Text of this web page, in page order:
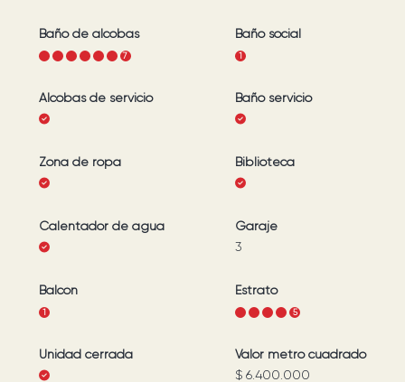
Baño de alcobas
4 7
Baño social
1
Alcobas de servicio Baño servicio
Zona de ropa Biblioteca
Calentador de agua
Garaje
3
Balcón
1
Estrato
4 5
Unidad cerrada
Valor metro cuadrado
$ 6.400.000